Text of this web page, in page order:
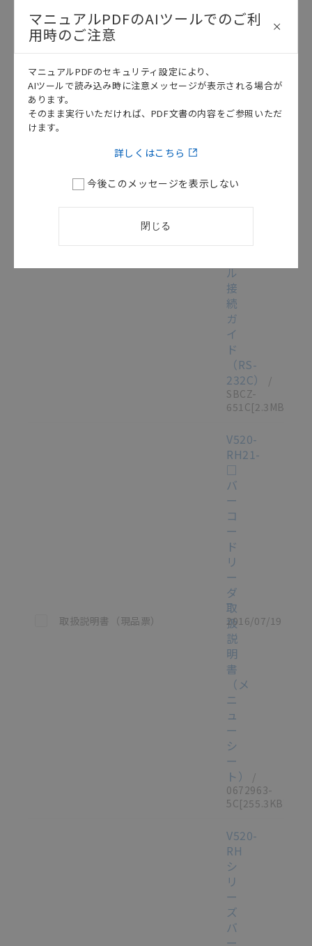
ー
ド
ス
ム
CJ
ズ
用
リ
ル
接
続
ガ
イ
ド
（RS-
232C）
/
SBCZ-
651C[2.3MB]
この資料を選択
取扱説明書（現品票）
V520-
RH21-
□
バ
ー
コ
ー
ド
リ
ー
ダ
取
扱
説
明
書
（メ
ニ
ュ
ー
シ
ー
ト）
/
0672963-
5C[255.3KB]
2016/07/19
V520-
RH
シ
リ
ー
ズ
バ
ー
マニュアルPDFのAIツールでのご利
用時のご注意
マニュアルPDFのセキュリティ設定により、
AIツールで読み込み時に注意メッセージが表示される場合が
あります。
そのまま実行いただければ、PDF文書の内容をご参照いただ
けます。
詳しくはこちら
今後このメッセージを表示しない
閉じる